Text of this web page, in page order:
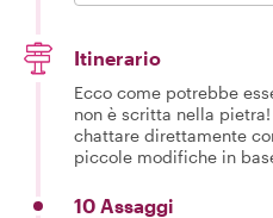
Itinerario
Ecco come potrebbe
non è scritta nella
chattare direttamente
piccole modifiche in
10 Assaggi